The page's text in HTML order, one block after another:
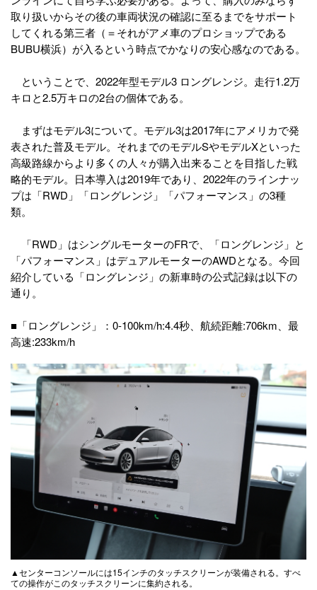
取り扱いからその後の車両状況の確認に至るまでをサポート
してくれる第三者（＝それがアメ車のプロショップである
BUBU横浜）が入るという時点でかなりの安心感なのである。
ということで、2022年型モデル3 ロングレンジ。走行1.2万
キロと2.5万キロの2台の個体である。
まずはモデル3について。モデル3は2017年にアメリカで発
表された普及モデル。それまでのモデルSやモデルXといった
高級路線からより多くの人々が購入出来ることを目指した戦
略的モデル。日本導入は2019年であり、2022年のラインナッ
プは「RWD」「ロングレンジ」「パフォーマンス」の3種
類。
「RWD」はシングルモーターのFRで、「ロングレンジ」と
「パフォーマンス」はデュアルモーターのAWDとなる。今回
紹介している「ロングレンジ」の新車時の公式記録は以下の
通り。
■「ロングレンジ」：0-100km/h:4.4秒、航続距離:706km、最
高速:233km/h
▲センターコンソールには15インチのタッチスクリーンが装備される。すべ
ての操作がこのタッチスクリーンに集約される。